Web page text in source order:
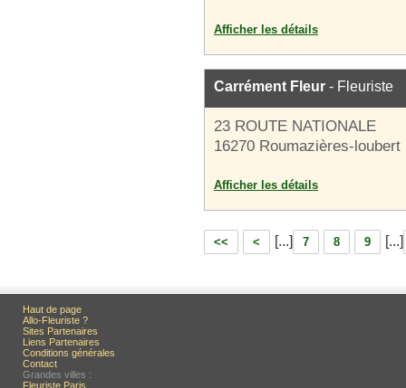
Afficher les détails
Carrément Fleur - Fleuriste
23 ROUTE NATIONALE
16270 Roumazières-loubert
Afficher les détails
<< < [...] 7 8 9 [...]
Haut de page
Allo-Fleuriste ?
Sites Partenaires
Liens Partenaires
Conditions générales
Contact
Grandes villes :
Fleuriste Paris